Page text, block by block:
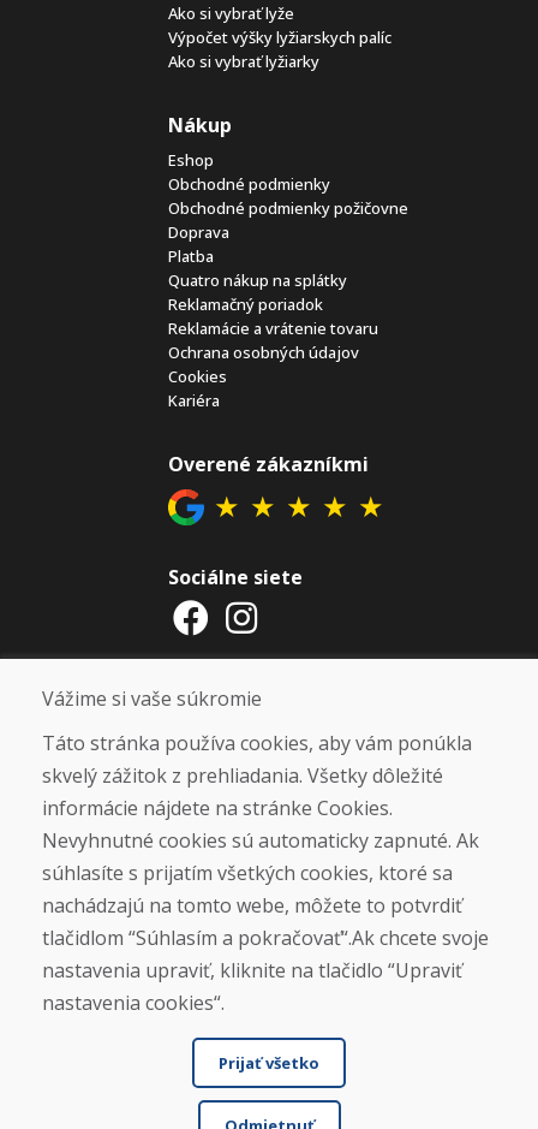
Ako si vybrať lyže
Výpočet výšky lyžiarskych palíc
Ako si vybrať lyžiarky
Nákup
Eshop
Obchodné podmienky
Obchodné podmienky požičovne
Doprava
Platba
Quatro nákup na splátky
Reklamačný poriadok
Reklamácie a vrátenie tovaru
Ochrana osobných údajov
Cookies
Kariéra
Overené zákazníkmi
★ ★ ★ ★ ★
Sociálne siete
Otváracie hodiny
UKONČENÁ. ĎAKUJEME VÁM ZA
PRIAZEŇ A TEŠÍME SA NA VÁS OPÄŤ
OD 14. 9. 2026.
Nájsť na Google mape
Vážime si vaše súkromie
Táto stránka používa cookies, aby vám ponúkla
skvelý zážitok z prehliadania. Všetky dôležité
informácie nájdete na stránke Cookies.
Nevyhnutné cookies sú automaticky zapnuté. Ak
súhlasíte s prijatím všetkých cookies, ktoré sa
nachádzajú na tomto webe, môžete to potvrdiť
tlačidlom “Súhlasím a pokračovať“.Ak chcete svoje
nastavenia upraviť, kliknite na tlačidlo “Upraviť
nastavenia cookies“.
Prijať všetko